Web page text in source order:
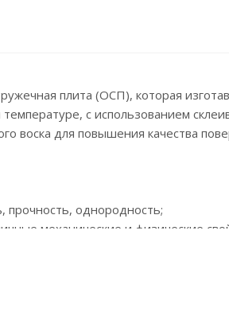
плита (ОСП), которая
с использованием
воска для повышения качества
прочность, однородность;
механические и физические
выбросов Е1;